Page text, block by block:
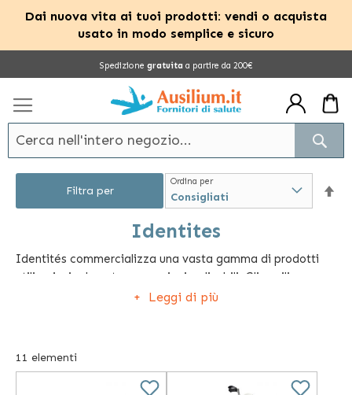
Dai nuova vita ai tuoi prodotti: vendi o acquista
usato in modo semplice e sicuro
Spedizione gratuita a partire da 200€
Identites
Identités commercializza una vasta gamma di prodotti
utili, principalmente per anziani e disabili. Gli ausili per
l'autosufficienza sono gli articoli più apprezzati perché
molti altri accessori utili per muoversi in totale sicurezza.
Leggi di più
11 elementi
Ordina per
Filtra per